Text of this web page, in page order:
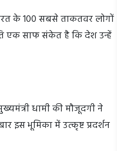
के 100 सबसे ताकतवर लोगों
एक साफ संकेत है कि देश उन्हें
धामी की मौजूदगी ने
इस भूमिका में उत्कृष्ट प्रदर्शन